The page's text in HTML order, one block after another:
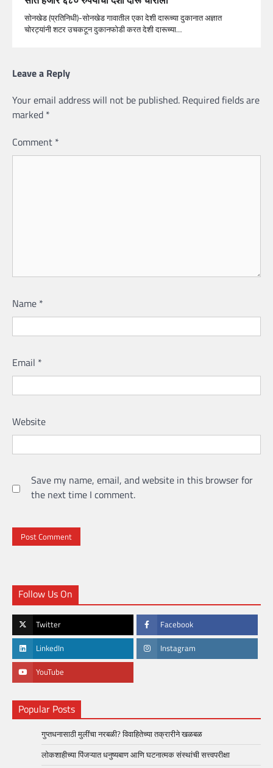
सोनखेड (प्रतिनिधी)-सोनखेड गावातील एका देशी दारूच्या दुकानात अज्ञात
चोरट्यांनी शटर उचकटून दुकानफोडी करत देशी दारूच्या…
Leave a Reply
Your email address will not be published. Required fields are
marked *
Comment *
Name *
Email *
Website
Save my name, email, and website in this browser for
the next time I comment.
Follow Us On
Twitter Facebook
LinkedIn Instagram
YouTube
Popular Posts
गुप्तधनासाठी मुलींचा नरबळी? विवाहितेच्या तक्रारीने खळबळ
लोकशाहीच्या पिंजऱ्यात धनुष्यबाण आणि घटनात्मक संस्थांची सत्त्वपरीक्षा